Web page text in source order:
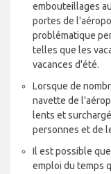
embouteillages
portes de
problématique
telles que les
vacances d'été.
Lorsque de
navette de
lents et
personnes et de
Il est possible
emploi du temps